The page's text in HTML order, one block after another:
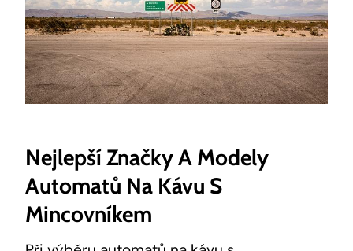
Nejlepší Značky A Modely
Automatů Na Kávu S
Mincovníkem